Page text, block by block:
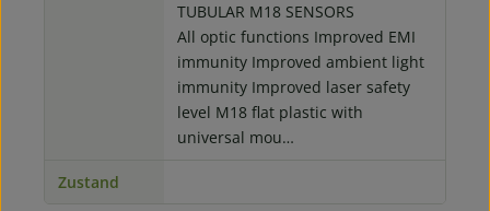
TUBULAR M18 SENSORS
All optic functions Improved EMI
immunity Improved ambient light
immunity Improved laser safety
level M18 flat plastic with
universal mou…
Zustand